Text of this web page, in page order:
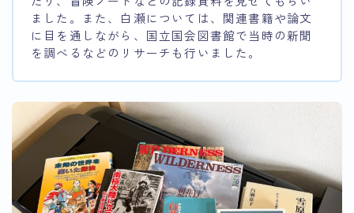
ました。また、白瀬については、関連書籍や論文
に目を通しながら、国立国会図書館で当時の新聞
を調べるなどのリサーチも行いました。